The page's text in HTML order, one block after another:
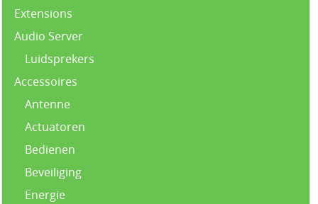
Extensions
Audio Server
Luidsprekers
Accessoires
Antenne
Actuatoren
Bedienen
Beveiliging
Energie